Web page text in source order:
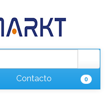
Contacto 0